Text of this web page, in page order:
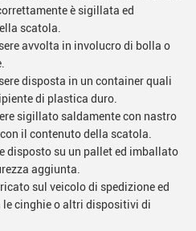
è sigillata ed
scatola.
avvolta in involucro di bolla o
disposta in un container quali
di plastica duro.
sigillato saldamente con nastro
il contenuto della scatola.
disposto su un pallet ed imballato
aggiunta.
sul veicolo di spedizione ed
le cinghie o altri dispositivi di